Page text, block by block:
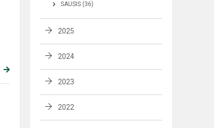
SAUSIS (36)
2025
2024
2023
2022